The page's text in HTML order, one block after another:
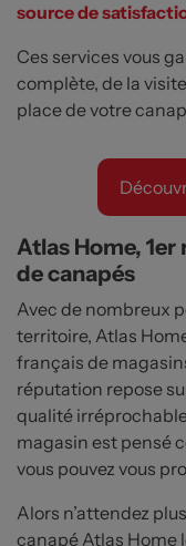
source de
Ces services vous
complète, de la
place de votre
Atlas Home,
de canapés
Avec de nombreux
territoire, Atlas
français de
réputation repose
qualité
magasin est pensé
vous pouvez vous
Alors n’attendez
canapé Atlas Home